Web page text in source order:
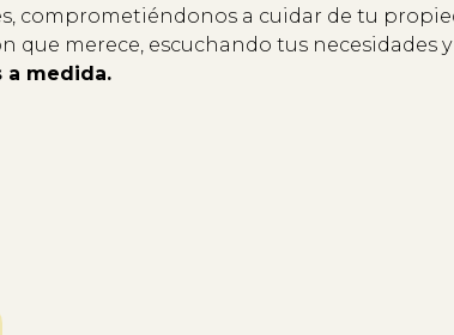
comprometiéndonos a cuidar de tu
que merece, escuchando tus necesidades
a medida.